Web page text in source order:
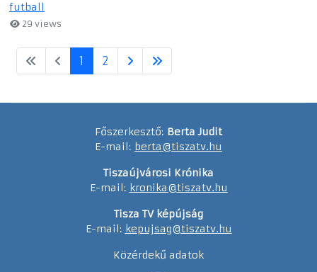
futball
29 views
1 2
Főszerkesztő: Berta Judit
E-mail: berta@tiszatv.hu
Tiszaújvárosi Krónika
E-mail: kronika@tiszatv.hu
Tisza TV képújság
E-mail: kepujsag@tiszatv.hu
Közérdekű adatok